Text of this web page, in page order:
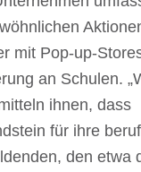
mit Pop-up-
an Schu­len.
ihnen, dass
für ihre
den